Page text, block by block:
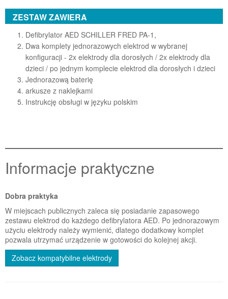
ZESTAW ZAWIERA
Defibrylator AED SCHILLER FRED PA-1,
Dwa komplety jednorazowych elektrod w wybranej
konfiguracji - 2x elektrody dla dorosłych / 2x elektrody dla
dzieci / po jednym komplecie elektrod dla dorosłych i dzieci
Jednorazową baterię
arkusze z naklejkami
Instrukcję obsługi w języku polskim
Informacje praktyczne
Dobra praktyka
W miejscach publicznych zaleca się posiadanie zapasowego
zestawu elektrod do każdego defibrylatora AED. Po jednorazowym
użyciu elektrody należy wymienić, dlatego dodatkowy komplet
pozwala utrzymać urządzenie w gotowości do kolejnej akcji.
Zobacz kompatybilne elektrody